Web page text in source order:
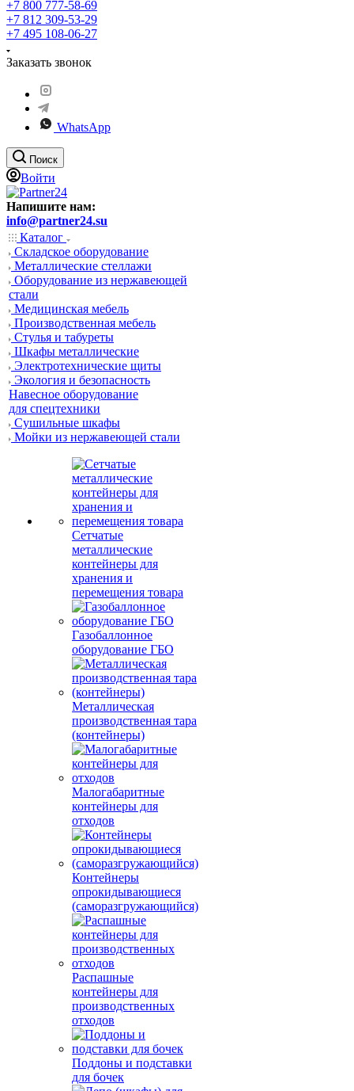
+7 800 777-58-69
+7 812 309-53-29
+7 495 108-06-27
Заказать звонок
WhatsApp
Поиск
Войти
Напишите нам:
info@partner24.su
Каталог
Складское оборудование
Металлические стеллажи
Оборудование из нержавеющей
стали
Медицинская мебель
Производственная мебель
Стулья и табуреты
Шкафы металлические
Электротехнические щиты
Экология и безопасность
Навесное оборудование
для спецтехники
Сушильные шкафы
Мойки из нержавеющей стали
Сетчатые
металлические
контейнеры для
хранения и
перемещения товара
Газобаллонное
оборудование ГБО
Металлическая
производственная тара
(контейнеры)
Малогабаритные
контейнеры для
отходов
Контейнеры
опрокидывающиеся
(саморазгружающийся)
Распашные
контейнеры для
производственных
отходов
Поддоны и подставки
для бочек